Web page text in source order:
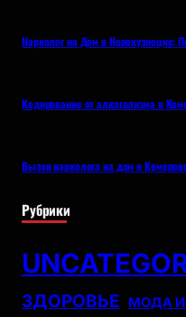
Нарколог на Дом в Новокузнецке:
Кодирование от алкоголизма в
Вызов нарколога на дом в
Рубрики
ЗДОРОВЬЕ МОДА И